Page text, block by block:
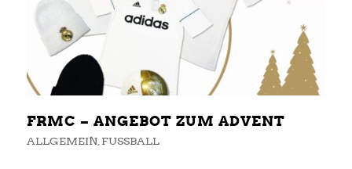
FRMC – ANGEBOT ZUM ADVENT
ALLGEMEIN, FUSSBALL